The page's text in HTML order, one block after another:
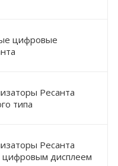
цифровые
Ресанта
типа
Ресанта
цифровым дисплеем